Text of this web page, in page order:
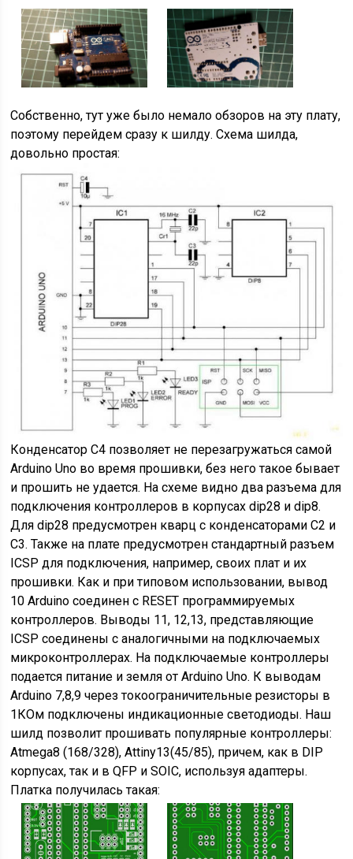
Собственно, тут уже было немало обзоров на эту плату,
поэтому перейдем сразу к шилду. Схема шилда,
довольно простая:
Конденсатор C4 позволяет не перезагружаться самой
Arduino Uno во время прошивки, без него такое бывает
и прошить не удается. На схеме видно два разъема для
подключения контроллеров в корпусах dip28 и dip8.
Для dip28 предусмотрен кварц с конденсаторами С2 и
С3. Также на плате предусмотрен стандартный разъем
ICSP для подключения, например, своих плат и их
прошивки. Как и при типовом использовании, вывод
10 Arduino соединен с RESET программируемых
контроллеров. Выводы 11, 12,13, представляющие
ICSP соединены с аналогичными на подключаемых
микроконтроллерах. На подключаемые контроллеры
подается питание и земля от Arduino Uno. К выводам
Arduino 7,8,9 через токоограничительные резисторы в
1КОм подключены индикационные светодиоды. Наш
шилд позволит прошивать популярные контроллеры:
Atmega8 (168/328), Attiny13(45/85), причем, как в DIP
корпусах, так и в QFP и SOIC, используя адаптеры.
Платка получилась такая: